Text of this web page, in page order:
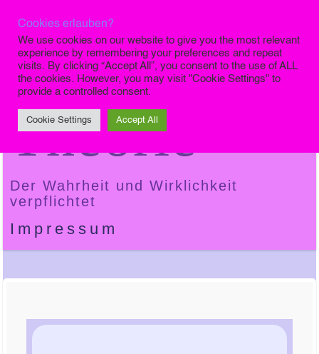
Die Finale
Theorie
Der Wahrheit und Wirklichkeit
verpflichtet
Impressum
Cookies erlauben?
We use cookies on our website to give you the most relevant
experience by remembering your preferences and repeat
visits. By clicking “Accept All”, you consent to the use of ALL
the cookies. However, you may visit "Cookie Settings" to
provide a controlled consent.
Cookie Settings Accept All